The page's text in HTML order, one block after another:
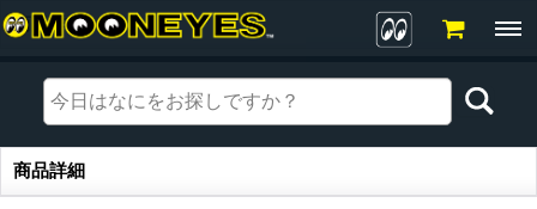
商品詳細
商品詳細